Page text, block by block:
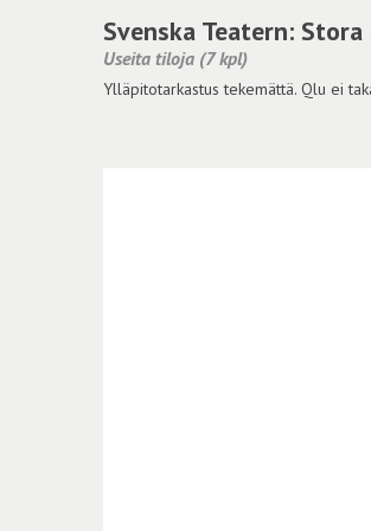
Svenska Teatern:
Useita tiloja (7 kpl)
Ylläpitotarkastus tekemättä. Qlu ei